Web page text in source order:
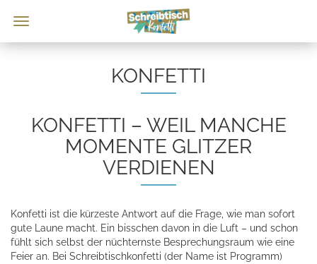
KONFETTI
KONFETTI – WEIL MANCHE
MOMENTE GLITZER
VERDIENEN
Konfetti ist die kürzeste Antwort auf die Frage, wie man sofort
gute Laune macht. Ein bisschen davon in die Luft – und schon
fühlt sich selbst der nüchternste Besprechungsraum wie eine
Feier an. Bei Schreibtischkonfetti (der Name ist Programm)